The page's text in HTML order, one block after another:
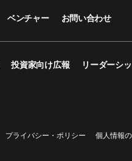
ベンチャー お問い合わせ
投資家向け広報 リーダーシ
プライバシー・ポリシー 個人情報